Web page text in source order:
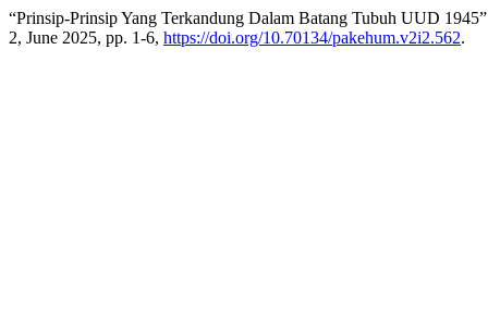
“Prinsip-Prinsip Yang Terkandung Dalam Batang Tubuh UUD
2, June 2025, pp. 1-6, https://doi.org/10.70134/pakehum.v2i2.562.